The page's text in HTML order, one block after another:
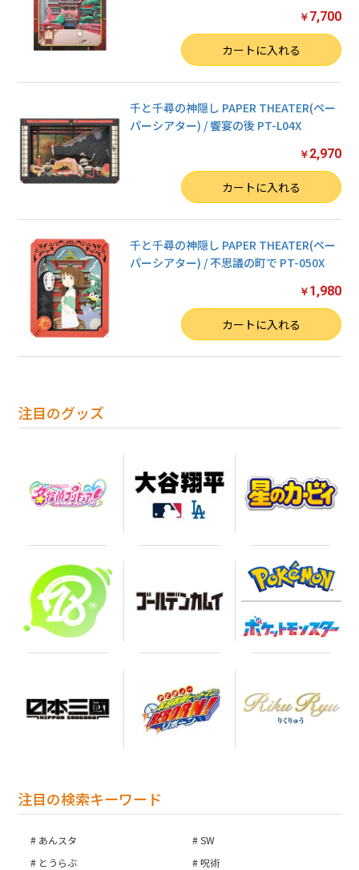
注目のグッズ
注目の検索キーワード
あんスタ
SW
とうらぶ
呪術
￥ 7,700
カートに入れる
千と千尋の神隠し PAPER THEATER(ペー
パーシアター) / 饗宴の後 PT-L04X
￥ 2,970
カートに入れる
千と千尋の神隠し PAPER THEATER(ペー
パーシアター) / 不思議の町で PT-050X
￥ 1,980
カートに入れる